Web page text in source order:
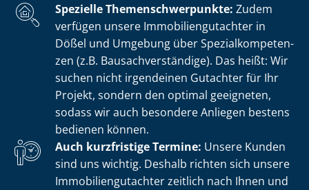
Spezielle The­men­schwer­punk­te: Zudem
verfügen unsere Im­mo­bi­li­en­gut­ach­ter in
Dößel und Umgebung über Spe­zi­al­kom­pe­ten­
zen (z.B. Bau­sach­ver­stän­di­ge). Das heißt: Wir
suchen nicht irgendeinen Gutachter für Ihr
Projekt, sondern den optimal geeigneten,
sodass wir auch besondere Anliegen bestens
bedienen können.
Auch kurzfristige Termine: Unsere Kunden
sind uns wichtig. Deshalb richten sich unsere
Im­mo­bi­li­en­gut­ach­ter zeitlich nach Ihnen und